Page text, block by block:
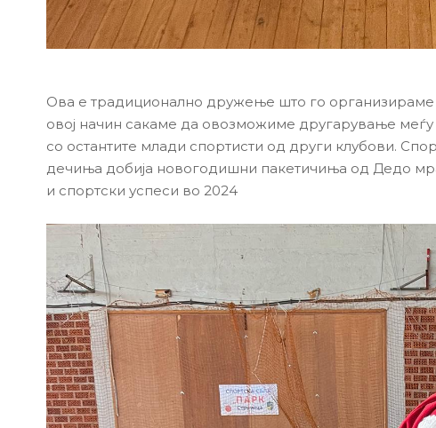
Ова е традиционално дружење што го организираме
овој начин сакаме да овозможиме другарување
со остантите млади спортисти од други клубови.
дечиња добија новогодишни пакетичиња од Дедо
и спортски успеси во 2024